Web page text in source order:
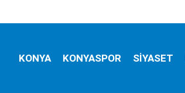
KONYA KONYASPOR SİYASET